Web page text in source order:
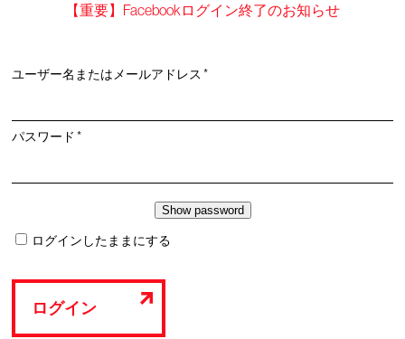
【重要】Facebookログイン終了のお知らせ
ユーザー名またはメールアドレス*必
パスワード*必
ログインしたままにする
ログイン